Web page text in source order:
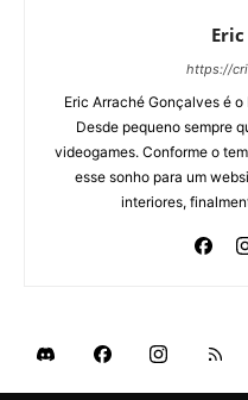
https://
Eric Arraché Gonçalves é
Desde pequeno sempre
videogames. Conforme o
esse sonho para um
interiores,